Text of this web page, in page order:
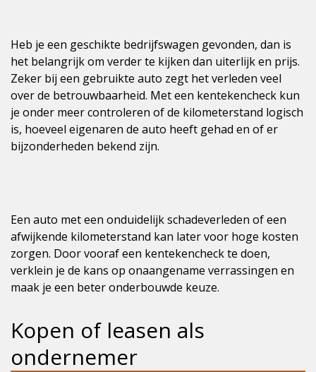
Heb je een geschikte bedrijfswagen gevonden, dan is
het belangrijk om verder te kijken dan uiterlijk en prijs.
Zeker bij een gebruikte auto zegt het verleden veel
over de betrouwbaarheid. Met een kentekencheck kun
je onder meer controleren of de kilometerstand logisch
is, hoeveel eigenaren de auto heeft gehad en of er
bijzonderheden bekend zijn.
Een auto met een onduidelijk schadeverleden of een
afwijkende kilometerstand kan later voor hoge kosten
zorgen. Door vooraf een kentekencheck te doen,
verklein je de kans op onaangename verrassingen en
maak je een beter onderbouwde keuze.
Kopen of leasen als
ondernemer